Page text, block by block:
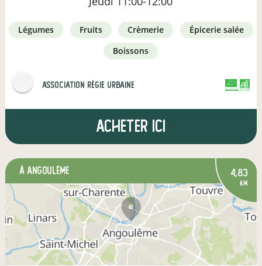
légumes fruits crèmerie
épicerie salée
boissons
Association Régie Urbaine
Acheter ici
à Angoulême 4,83
km